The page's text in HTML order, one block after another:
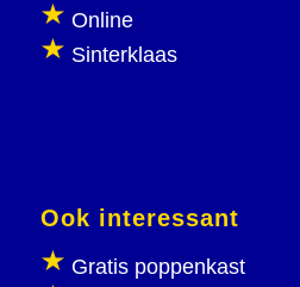
Online
Sinterklaas
Ook interessant
Gratis poppenkast